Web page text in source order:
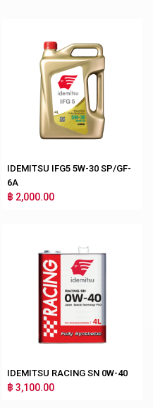
IDEMITSU IFG5 5W-30 SP/GF-
6A
฿ 2,000.00
IDEMITSU RACING SN 0W-40
฿ 3,100.00